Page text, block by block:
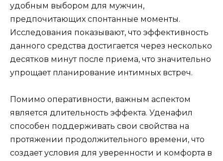
удобным выбором для мужчин,
предпочитающих спонтанные моменты.
Исследования показывают, что эффективность
данного средства достигается через несколько
десятков минут после приема, что значительно
упрощает планирование интимных встреч.
Помимо оперативности, важным аспектом
является длительность эффекта. Уденафил
способен поддерживать свои свойства на
протяжении продолжительного времени, что
создает условия для уверенности и комфорта в